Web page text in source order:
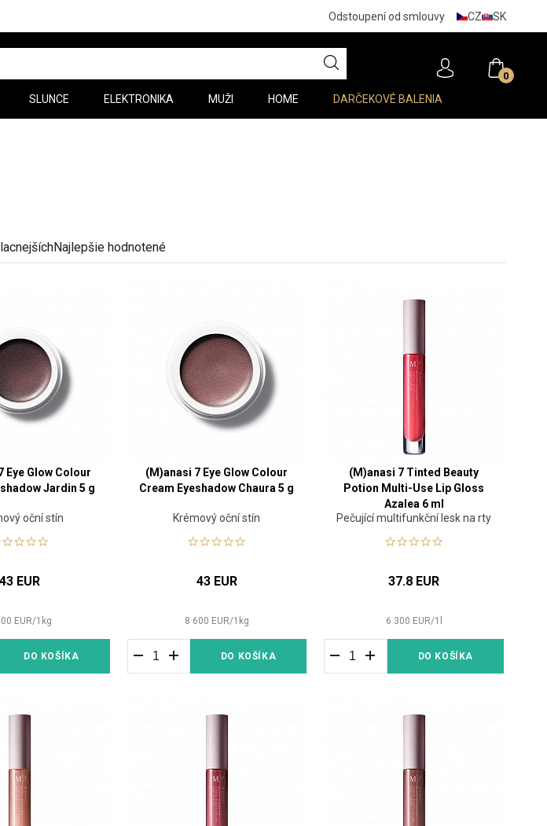
Odstoupení od smlouvy CZ SK
0
SLUNCE ELEKTRONIKA MUŽI HOME DARČEKOVÉ BALENIA
Najlepšie hodnotené
Eye Glow Colour
Jardin 5 g
oční stín
43 EUR
EUR/1 kg
DO KOŠÍKA
(M)anasi 7 Eye Glow Colour
Cream Eyeshadow Chaura 5 g
Krémový oční stín
43 EUR
8 600 EUR/1 kg
DO KOŠÍKA
(M)anasi 7 Tinted Beauty
Potion Multi-Use Lip Gloss
Azalea 6 ml
Pečující multifunkční lesk na rty
37.8 EUR
6 300 EUR/1
DO KOŠÍKA